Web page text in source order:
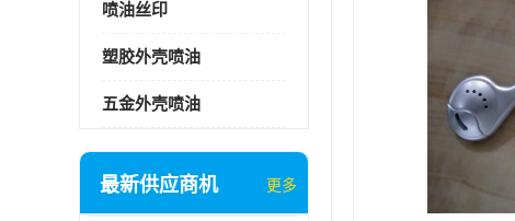
喷油丝印
塑胶外壳喷油
五金外壳喷油
最新供应商机 更多